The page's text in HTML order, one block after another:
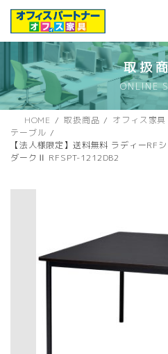
ス
キ
ン
に
取扱
ONLINE
HOME 取扱商品 オフィス家具
テーブル
【法人様限定】送料無料 ラディーRF
ダークⅡ RFSPT-1212DB2